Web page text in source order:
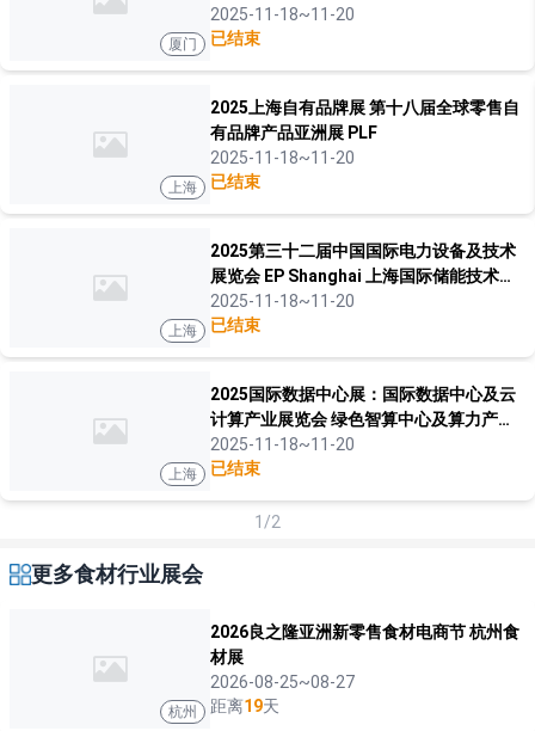
厦门
2025-11-18~11-20
已结束
上海
2025上海自有品牌展 第十八届全球零售自
有品牌产品亚洲展 PLF
2025-11-18~11-20
已结束
上海
2025第三十二届中国国际电力设备及技术
展览会 EP Shanghai 上海国际储能技术应
用展览会
2025-11-18~11-20
已结束
上海
2025国际数据中心展：国际数据中心及云
计算产业展览会 绿色智算中心及算力产业
展览会
2025-11-18~11-20
已结束
1/2
更多食材行业展会
杭州
2026良之隆亚洲新零售食材电商节 杭州食
材展
2026-08-25~08-27
距离19天